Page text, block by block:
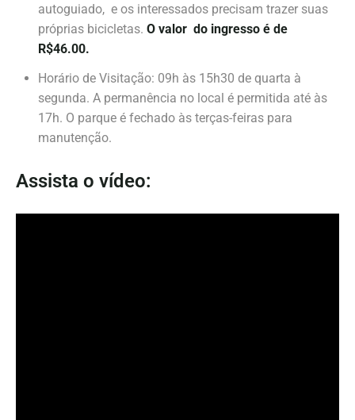
autoguiado, e os interessados precisam trazer suas
próprias bicicletas. O valor do ingresso é de
R$46.00.
Horário de Visitação: 09h às 15h30 de quarta à
segunda. A permanência no local é permitida até às
17h. O parque é fechado às terças-feiras para
manutenção.
Assista o vídeo: